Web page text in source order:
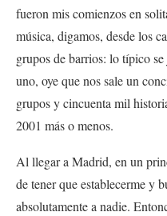
fueron mis comienzos en
música, digamos, desde los
grupos de barrios: lo típico
uno, oye que nos sale un
grupos y cincuenta mil
2001 más o menos.
Al llegar a Madrid, en un
de tener que establecerme y
absolutamente a nadie.